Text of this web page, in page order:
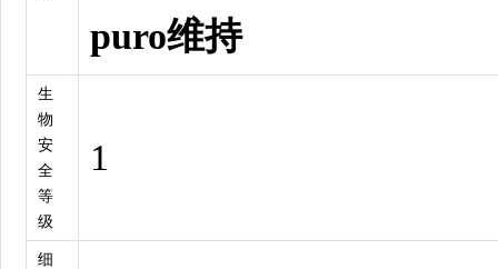
puro维持
生
物
安
全
等
级
1
细